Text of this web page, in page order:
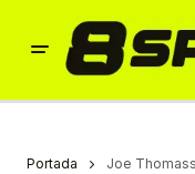
Portada Joe